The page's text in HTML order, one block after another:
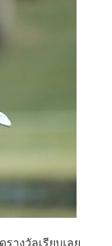
างวัลเรียบเลย